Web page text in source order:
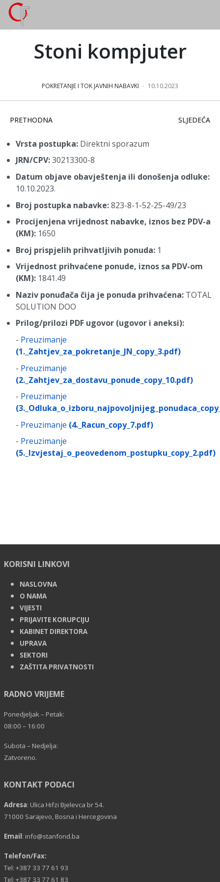
Stoni kompjuter
POKRETANJE I TOK JAVNIH NABAVKI 10.10.2023
PRETHODNI ČLANAK: ROBE, KANCELARIJSKE MAŠINE
PRETHODNA SLJEDEĆI
SLJEDEĆA
Vrsta postupka: Direktni sporazum
JRN/CPV:30213300-8
Datum objave obavještenja ili donošenja odluke:
10.10.2023.
Broj postupka nabavke:823-8-1-52-25-49/23
Procijenjena vrijednost nabavke, iznos bez PDV-a
(KM): 1650
Broj prispjelih prihvatljivih ponuda: 1
Vrijednost prihvaćene ponude, iznos sa PDV-om
(KM): 1841.49
Naziv ponuđača čija je ponuda prihvaćena: TOTAL
SOLUTION DOO
Prilog/prilozi PDF ugovor (ugovor i aneksi):
- Preuzimanje
(1._Zahtjev_za_pokretanje_JN_copy_3.pdf)
- Preuzimanje
(2._Zahtjev_za_dostavu_ponude_copy_10.pdf)
- Preuzimanje
- Preuzimanje (4._Racun_copy_7.pdf)
- Preuzimanje
(5._Izvjestaj_o_peovedenom_postupku_copy_2.pdf)
KORISNI LINKOVI
NASLOVNA
O NAMA
VIJESTI
PRIJAVITE KORUPCIJU
KABINET DIREKTORA
UPRAVA
SEKTORI
ZAŠTITA PRIVATNOSTI
RADNO VRIJEME
Ponedjeljak – Petak:
08:00 – 16:00
Subota – Nedjelja:
Zatvoreno.
KONTAKT PODACI
Adresa: Ulica Hifzi Bjelevca br 54.
71000 Sarajevo, Bosna i Hercegovina
Email: info@stanfond.ba
Telefon/Fax:
Tel: +387 33 77 61 93
Tel: +387 33 77 61 83